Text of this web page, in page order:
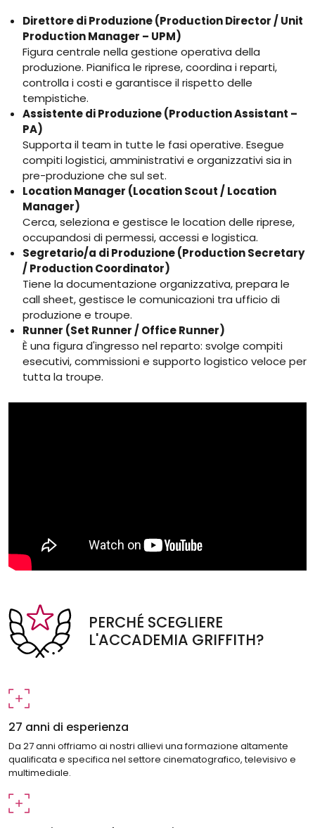
Direttore di Produzione (Production Director / Unit
Production Manager – UPM)
Figura centrale nella gestione operativa della
produzione. Pianifica le riprese, coordina i reparti,
controlla i costi e garantisce il rispetto delle
tempistiche.
Assistente di Produzione (Production Assistant –
PA)
Supporta il team in tutte le fasi operative. Esegue
compiti logistici, amministrativi e organizzativi sia in
pre-produzione che sul set.
Location Manager (Location Scout / Location
Manager)
Cerca, seleziona e gestisce le location delle riprese,
occupandosi di permessi, accessi e logistica.
Segretario/a di Produzione (Production Secretary
/ Production Coordinator)
Tiene la documentazione organizzativa, prepara le
call sheet, gestisce le comunicazioni tra ufficio di
produzione e troupe.
Runner (Set Runner / Office Runner)
È una figura d'ingresso nel reparto: svolge compiti
esecutivi, commissioni e supporto logistico veloce per
tutta la troupe.
PERCHÉ SCEGLIERE
L'ACCADEMIA GRIFFITH?
27 anni di esperienza
Da 27 anni offriamo ai nostri allievi una formazione altamente
qualificata e specifica nel settore cinematografico, televisivo e
multimediale.